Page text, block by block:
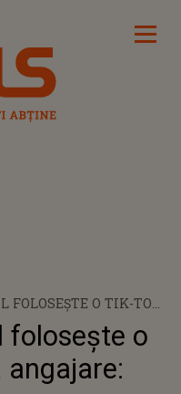
FOLOSEȘTE O TIK-TOK-
„ULTIMA ÎNTREBARE
folosește o